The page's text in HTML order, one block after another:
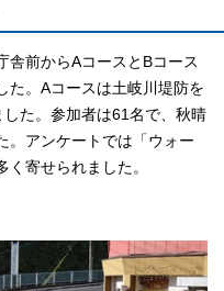
舎前からAコースとBコース
た。Aコースは土岐川堤防を
た。参加者は61名で、秋晴
。アンケートでは「ウォー
寄せられました。